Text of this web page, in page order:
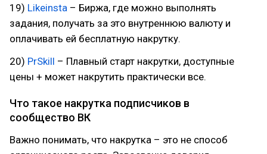
19) Likeinsta – Биржа, где можно выполнять
задания, получать за это внутреннюю валюту и
оплачивать ей бесплатную накрутку.
20) PrSkill – Плавный старт накрутки, доступные
цены + может накрутить практически все.
Что такое накрутка подписчиков в
сообщество ВК
Важно понимать, что накрутка – это не способ